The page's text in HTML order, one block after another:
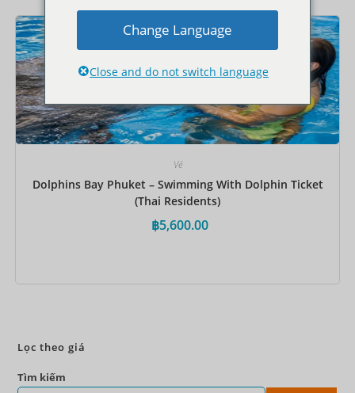
Vé
Dolphins Bay Phuket – Swimming With Dolphin Ticket
(Thai Residents)
฿5,600.00
Lọc theo giá
Tìm kiếm
Change Language
Close and do not switch language